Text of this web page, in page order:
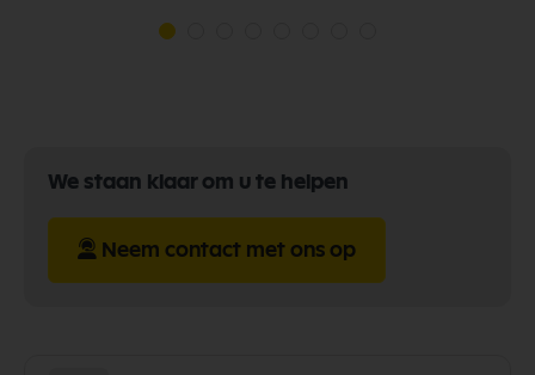
We staan klaar om u te helpen
Neem contact met ons op